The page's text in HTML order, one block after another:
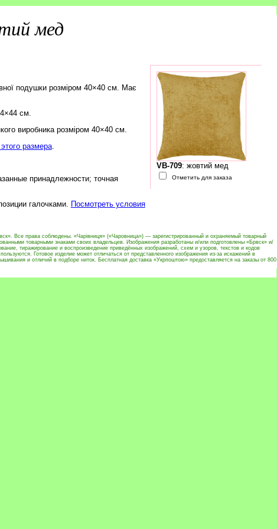
мед
VB-709: жовтий мед
Отметить для заказа
подушки розміром 40×40 см. Має
см.
виробника розміром 40×40 см.
размера.
принадлежности; точная
галочками. Посмотреть условия
Все права соблюдены. «Чарівниця» («Чаровница») — зарегистрированный и охраняемый товарный
товарными знаками своих владельцев. Изображения разработаны и/или подготовлены «Брвск» и/
тиражирование и воспроизведение приведённых изображений, схем и узоров, текстов и кодов
Готовое изделие может отличаться от представленного изображения из-за искажений в
и отличий в подборе ниток. Бесплатная доставка «Укрпоштою» предоставляется на заказы от 800